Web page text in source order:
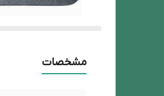
مشخصات